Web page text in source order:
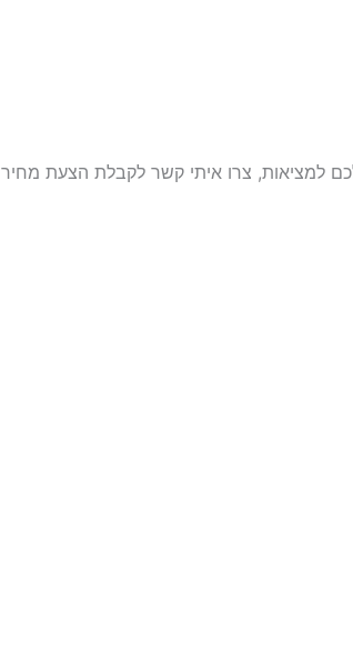
למציאות, צרו איתי קשר לקבלת הצעת מחיר